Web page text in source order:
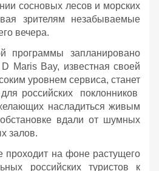
сосновых лесов и морских
зрителям незабываемые
вечера.
программы запланировано
Maris Bay, известная своей
уровнем сервиса, станет
российских поклонников
насладиться живым
вдали от шумных
залов.
проходит на фоне растущего
российских туристов к